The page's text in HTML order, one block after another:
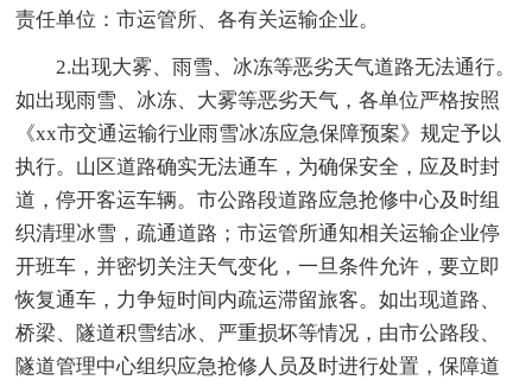
责任单位：市运管所、各有关运输企业。
2.出现大雾、雨雪、冰冻等恶劣天气道路无法通行。
如出现雨雪、冰冻、大雾等恶劣天气，各单位严格按照
《xx市交通运输行业雨雪冰冻应急保障预案》规定予以
执行。山区道路确实无法通车，为确保安全，应及时封
道，停开客运车辆。市公路段道路应急抢修中心及时组
织清理冰雪，疏通道路；市运管所通知相关运输企业停
开班车，并密切关注天气变化，一旦条件允许，要立即
恢复通车，力争短时间内疏运滞留旅客。如出现道路、
桥梁、隧道积雪结冰、严重损坏等情况，由市公路段、
隧道管理中心组织应急抢修人员及时进行处置，保障道